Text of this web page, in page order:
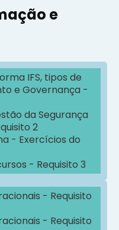
e
IFS, tipos de
e Governança -
da Segurança
2
- Exercícios do
- Requisito 3
- Requisito
- Requisito